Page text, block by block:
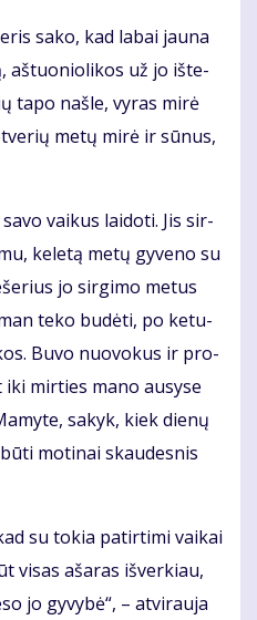
sa­ko, kad la­bai jau­na
aš­tuo­nio­li­kos už jo iš­te­
ta­po naš­le, vy­ras mi­rė
me­tų mi­rė ir sū­nus,
vai­kus lai­do­ti. Jis sir­
ke­le­tą me­tų gy­ve­no su
jo sir­gi­mo me­tus
te­ko bu­dė­ti, po ke­tu­
Bu­vo nuo­vo­kus ir pro­
mir­ties ma­no au­sy­se
sa­kyk, kiek die­nų
mo­ti­nai skau­des­nis
su to­kia pa­tir­ti­mi vai­kai
vi­sas aša­ras iš­ver­kiau,
jo gy­vy­bė“, – at­vi­rau­ja